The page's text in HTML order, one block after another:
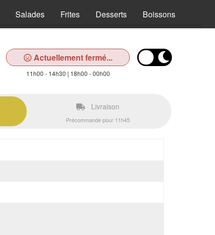
Salades Frites Desserts Boissons
Actuellement fermé...
11h00 - 14h30 | 18h00 - 00h00
Livraison
Précommande pour 11h45